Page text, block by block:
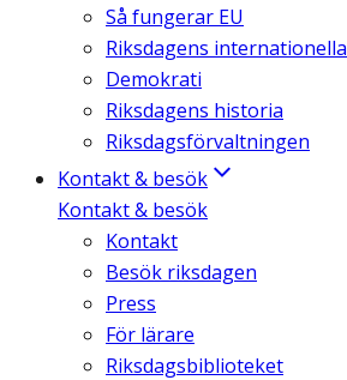
Så fungerar EU
Riksdagens
Demokrati
Riksdagens historia
Riksdagsförvaltningen
Kontakt & besök
Kontakt & besök
Kontakt
Besök riksdagen
Press
För lärare
Riksdagsbiblioteket